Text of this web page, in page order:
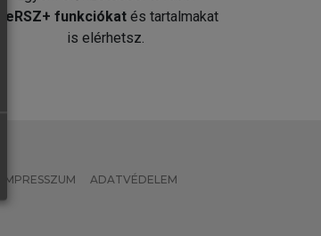
MeRSZ+ funkciókat és tartalmakat
is elérhetsz.
IMPRESSZUM ADATVÉDELEM